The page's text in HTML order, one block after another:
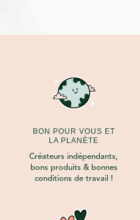
BON POUR VOUS ET
LA PLANÈTE
Créateurs indépendants,
bons produits & bonnes
conditions de travail !